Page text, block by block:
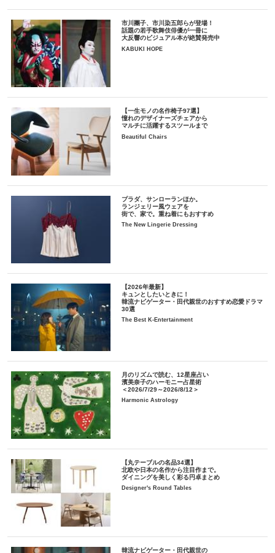
市川團子、市川染五郎らが登場！
話題の若手歌舞伎俳優が一冊に
大反響のビジュアル本が絶賛発売中
KABUKI HOPE
【一生モノの名作椅子97選】
憧れのデザイナーズチェアから
マルチに活躍するスツールまで
Beautiful Chairs
プラダ、サンローランほか。
ランジェリー風ウェアを
街で、家で。重ね着にもおすすめ
The New Lingerie Dressing
【2026年最新】
キュンとしたいときに！
韓流ナビゲーター・田代親世のおすすめ恋愛ドラマ
30選
The Best K-Entertainment
月のリズムで読む、12星座占い
濱美奈子のハーモニー占星術
＜2026/7/29～2026/8/12＞
Harmonic Astrology
【丸テーブルの名品34選】
北欧や日本の名作から注目作まで。
ダイニングを美しく彩る円卓まとめ
Designer's Round Tables
韓流ナビゲーター・田代親世の